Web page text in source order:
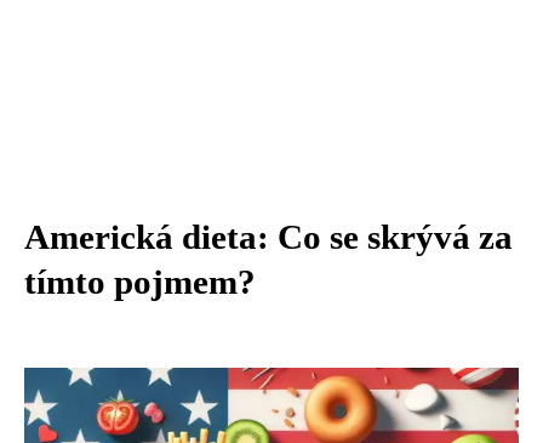
Americká dieta: Co se skrývá za
tímto pojmem?